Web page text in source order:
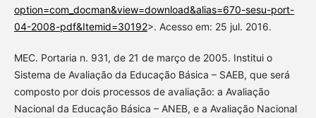
option=com_docman&view=download&alias=670-sesu-port-
04-2008-pdf&Itemid=30192>. Acesso em: 25 jul. 2016.
MEC. Portaria n. 931, de 21 de março de 2005. Institui o
Sistema de Avaliação da Educação Básica – SAEB, que será
composto por dois processos de avaliação: a Avaliação
Nacional da Educação Básica – ANEB, e a Avaliação Nacional